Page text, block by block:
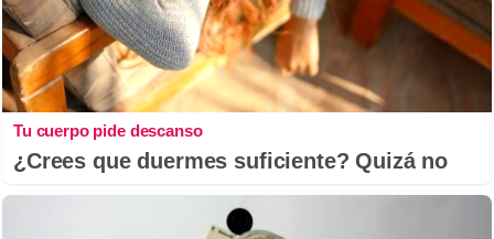
Tu cuerpo pide descanso
¿Crees que duermes suficiente? Quizá no